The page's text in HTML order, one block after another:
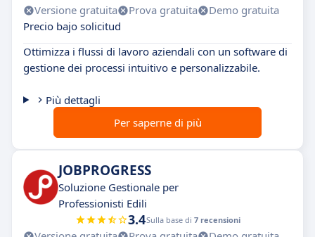
Versione gratuita Prova gratuita
Demo gratuita
Precio bajo solicitud
Ottimizza i flussi di lavoro aziendali con un software di
gestione dei processi intuitivo e personalizzabile.
Più dettagli
Per saperne di più
JOBPROGRESS
Soluzione Gestionale per
Professionisti Edili
3.4Sulla base di 7 recensioni